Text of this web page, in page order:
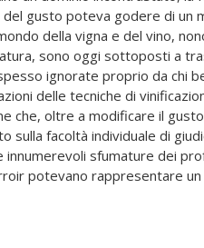
del gusto poteva godere di un
della vigna e del vino,
sono oggi sottoposti a
ignorate proprio da chi
delle tecniche di
che, oltre a modificare il
sulla facoltà individuale di
innumerevoli sfumature dei
potevano rappresentare un
il contrario: rispetto al gusto
industriale capace, con i
povertà gustativa di ciò che
sui mutamenti della
importanti e insidiosi
di un'aura estetica qual è il
del gusto propria